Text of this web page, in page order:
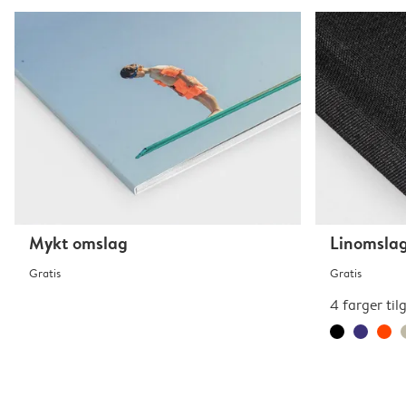
Mykt omslag
Gratis Gratis
4 farger